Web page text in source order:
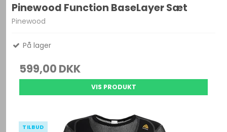
Pinewood Function BaseLayer Sæt
Pinewood
På lager
599,00 DKK
VIS PRODUKT
TILBUD